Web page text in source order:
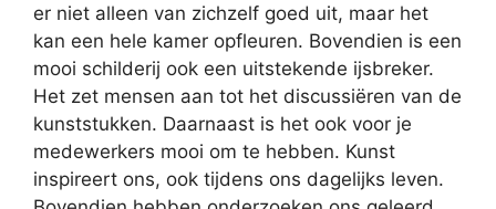
er niet alleen van zichzelf goed uit, maar het
kan een hele kamer opfleuren. Bovendien is een
mooi schilderij ook een uitstekende ijsbreker.
Het zet mensen aan tot het discussiëren van de
kunststukken. Daarnaast is het ook voor je
medewerkers mooi om te hebben. Kunst
inspireert ons, ook tijdens ons dagelijks leven.